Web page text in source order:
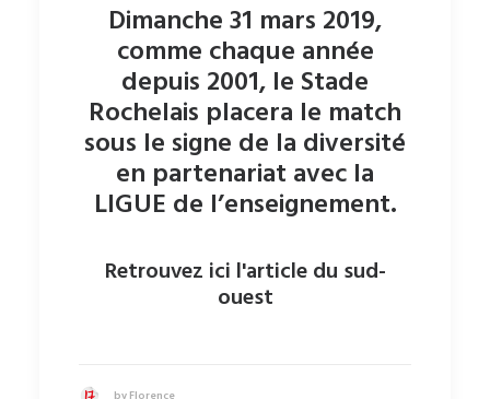
Dimanche 31 mars 2019,
comme chaque année
depuis 2001, le Stade
Rochelais placera le match
sous le signe de la diversité
en partenariat avec la
LIGUE de l’enseignement.
Retrouvez ici l'article du sud-
ouest